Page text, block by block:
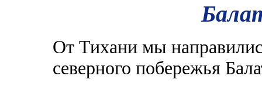
От Тихани мы
северного побережья